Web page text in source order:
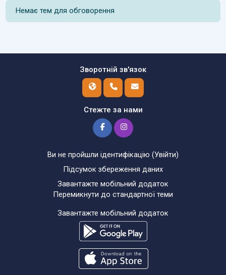
Немає тем для обговорення
Зворотній зв'язок
Стежте за нами
Ви не пройшли ідентифікацію (Увійти)
Підсумок збереження даних
Завантажте мобільний додаток
Перемикнути до стандартної теми
Завантажте мобільний додаток